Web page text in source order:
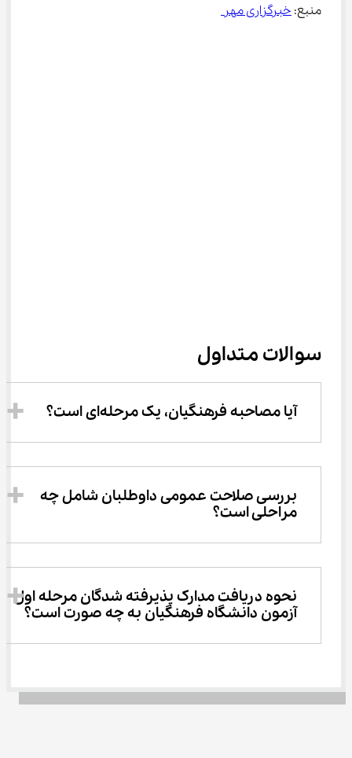
منبع: خبرگزاری مهر
سوالات متداول
آیا مصاحبه فرهنگیان، یک مرحله‌ای است؟
بررسی صلاحت عمومی داوطلبان شامل چه
مراحلی است؟
نحوه دریافت مدارک پذیرفته شدگان مرحله اول
آزمون دانشگاه فرهنگیان به چه صورت است؟